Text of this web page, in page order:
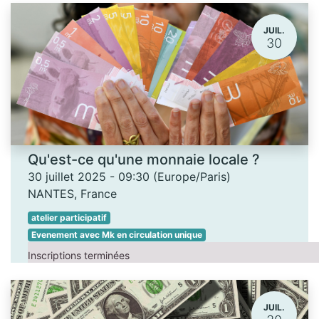
JUIL.
30
Qu'est-ce qu'une monnaie locale ?
30 juillet 2025 - 09:30 (Europe/Paris)
NANTES, France
atelier participatif
Evenement avec Mk en circulation unique
Inscriptions terminées
JUIL.